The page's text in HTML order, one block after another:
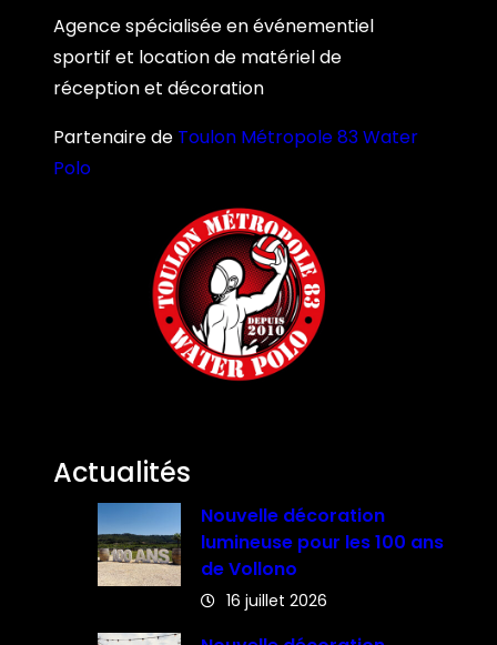
Agence spécialisée en événementiel
sportif et location de matériel de
réception et décoration
Partenaire de Toulon Métropole 83 Water
Polo
Actualités
Nouvelle décoration
lumineuse pour les 100 ans
de Vollono
16 juillet 2026